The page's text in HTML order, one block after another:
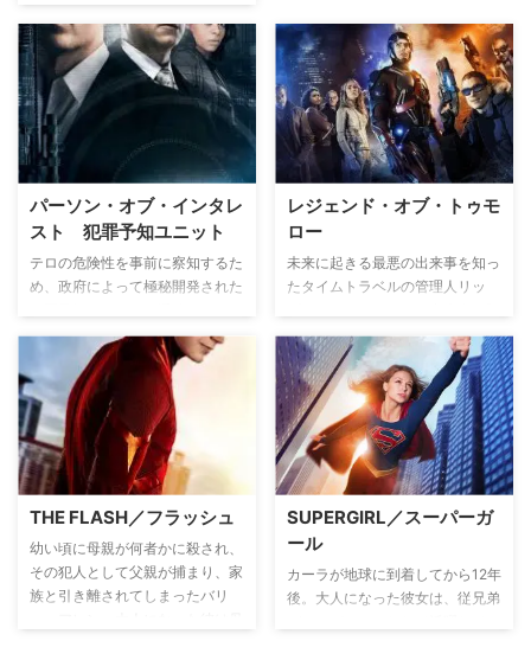
トラ”。最強の遺伝子を引き継い
だ主人公は、仲間を守るため”ウ
ルトラ”に潜入する―。
パーソン・オブ・インタレ
スト 犯罪予知ユニット
テロの危険性を事前に察知するた
め、政府によって極秘開発された
ン”。街中に張り巡らされた監視
カメラや携帯電話、GPSなどから
情報を得るそのシステムは、テロ
だけでなく、日常的に起こる凶悪
犯罪も予知したが、政府はそれら
を“無用の情報”として排除してい
た。マシンの開発者ハロルド・フ
ィンチは、政府が無用と判断した
情報を密かに入手。驚異的な戦闘
技能を誇る元CIAのジョン・リー
スをパートナーに迎え、一般市民
が巻き込まれる凶悪犯罪を未然に
レジェンド・オブ・トゥモ
ロー
未来に起きる最悪の出来事を知っ
たタイムトラベルの管理人リッ
止するため、ヒーローとヴィラン
を集めた混成チームを結成。個性
豊かすぎる異色のチームが危機か
ら世界を救って《レジェンド》に
なるべく、様々な時代を飛び越え
て戦っていくSFアクション。
THE FLASH／フラッシュ
幼い頃に母親が何者かに殺され、
その犯人として父親が捕まり、家
族と引き離されてしまったバリ
SUPERGIRL／スーパーガ
ール
カーラが地球に到着してから12年
後。大人になった彼女は、従兄弟